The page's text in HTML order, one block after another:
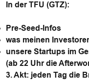
In der TFU (GTZ):
Pre-Seed-Infos
was meinen
unsere Startups im
(ab 22 Uhr die
3. Akt: jeden Tag die